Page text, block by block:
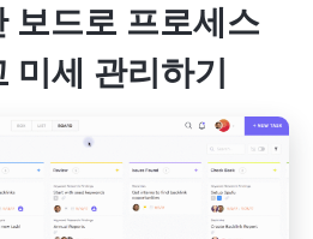
보드로 프로세스
미세 관리하기